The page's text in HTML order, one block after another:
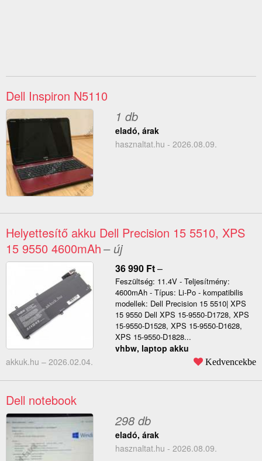
Dell Inspiron N5110
1 db
eladó, árak
hasznaltat.hu - 2026.08.09.
Helyettesítő akku Dell Precision 15 5510, XPS
15 9550 4600mAh– új
36 990 Ft–
Feszültség: 11.4V - Teljesítmény:
4600mAh - Típus: Li-Po - kompatibilis
modellek: Dell Precision 15 5510| XPS
15 9550 Dell XPS 15-9550-D1728, XPS
15-9550-D1528, XPS 15-9550-D1628,
XPS 15-9550-D1828...
vhbw, laptop akku
akkuk.hu – 2026.02.04. Kedvencekbe
Dell notebook
298 db
eladó, árak
hasznaltat.hu - 2026.08.09.